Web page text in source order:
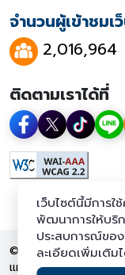
จำนวนผู้เข้าชมเ
2,016,964
ติดตามเราได้ที่
© 2569 กรมทางหลวง
แผนผังเว็บไซต์
นโยบ
เว็บไซต์นี้มีการใ
พัฒนาการให้บริก
ประสบการณ์ขอ
ละเอียดเพิ่มเติม